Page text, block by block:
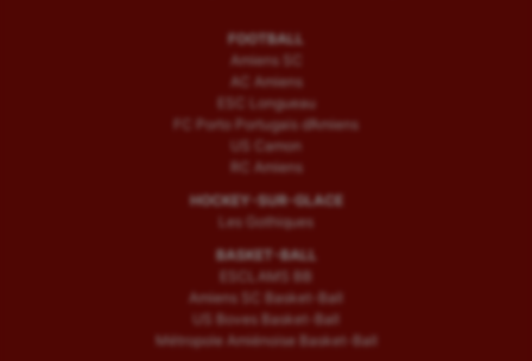
FOOTBALL
Amiens SC
AC Amiens
ESC Longueau
FC Porto Portugais d’Amiens
US Camon
RC Amiens
HOCKEY-SUR-GLACE
Les Gothiques
BASKET-BALL
ESCLAMS BB
Amiens SC Basket-Ball
US Boves Basket-Ball
Métropole Amiénoise Basket-Ball